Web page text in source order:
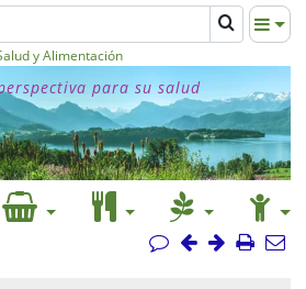
y Alimentación
para su salud